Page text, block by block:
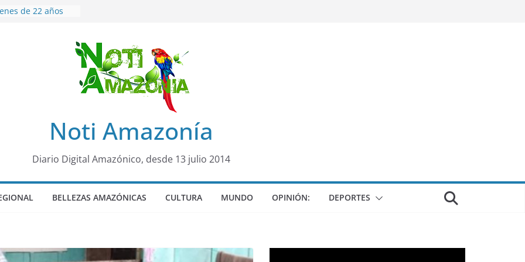
de 22 años
nueva reina por
de dormir mal en
Noti Amazonía
Diario Digital Amazónico, desde 13 julio 2014
BELLEZAS AMAZÓNICAS CULTURA MUNDO OPINIÓN: DEPORTES